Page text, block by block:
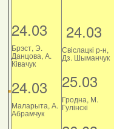
24.03
Брэст, Э.
Данцова, А.
Ківачук
24.03
Маларыта, А.
Абрамчук
24.03
Свіслацкі р-н,
Дз. Шыманчук
25.03
Гродна, М.
Гулінскі